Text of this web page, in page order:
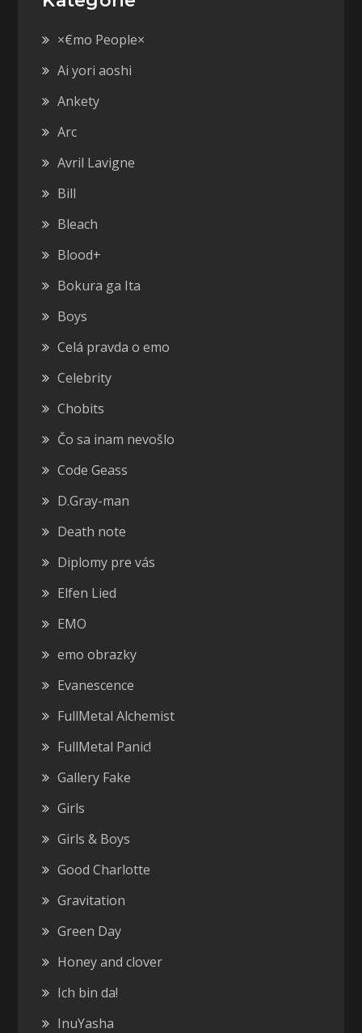
×€mo People×
Ai yori aoshi
Ankety
Arc
Avril Lavigne
Bill
Bleach
Blood+
Bokura ga Ita
Boys
Celá pravda o emo
Celebrity
Chobits
Čo sa inam nevošlo
Code Geass
D.Gray-man
Death note
Diplomy pre vás
Elfen Lied
EMO
emo obrazky
Evanescence
FullMetal Alchemist
FullMetal Panic!
Gallery Fake
Girls
Girls & Boys
Good Charlotte
Gravitation
Green Day
Honey and clover
Ich bin da!
InuYasha